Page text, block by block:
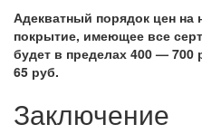
Адекватный порядок цен на
покрытие, имеющее все
будет в пределах 400 — 700
65 руб.
Заключение